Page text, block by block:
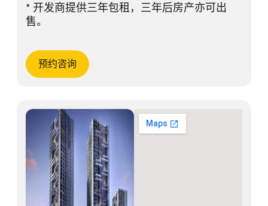
* 开发商提供三年包租，三年后房产亦可出
售。
预约咨询